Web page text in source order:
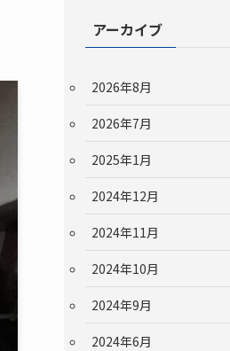
アーカイブ
2026年8月
2026年7月
2025年1月
2024年12月
2024年11月
2024年10月
2024年9月
2024年6月